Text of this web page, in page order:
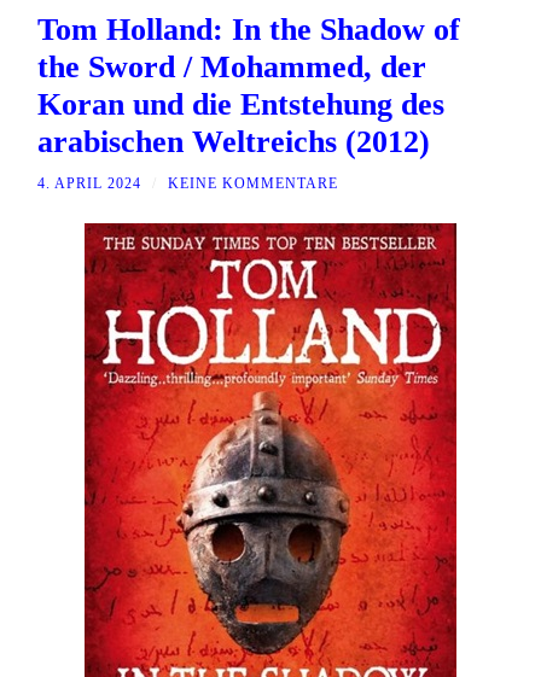
Tom Holland: In the Shadow of
the Sword / Mohammed, der
Koran und die Entstehung des
arabischen Weltreichs (2012)
4. APRIL 2024 KEINE KOMMENTARE